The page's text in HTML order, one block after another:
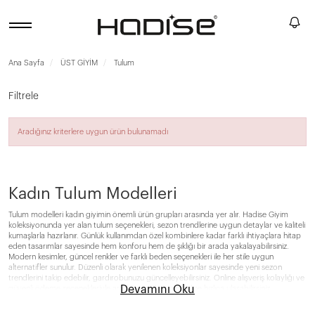
Ana Sayfa ÜST GİYİM Tulum
Filtrele
Aradığınız kriterlere uygun ürün bulunamadı
Kadın Tulum Modelleri
Tulum modelleri kadın giyimin önemli ürün grupları arasında yer alır. Hadise Giyim
koleksiyonunda yer alan tulum seçenekleri, sezon trendlerine uygun detaylar ve kaliteli
kumaşlarla hazırlanır. Günlük kullanımdan özel kombinlere kadar farklı ihtiyaçlara hitap
eden tasarımlar sayesinde hem konforu hem de şıklığı bir arada yakalayabilirsiniz.
Modern kesimler, güncel renkler ve farklı beden seçenekleri ile her stile uygun
alternatifler sunulur. Düzenli olarak yenilenen koleksiyonlar sayesinde yeni sezon
trendlerini takip edebilir, gardırobunuzu güncelleyebilirsiniz. Online alışveriş kolaylığı ve
güvenli ödeme seçenekleriyle aradığınız tulum modeline hızlıca ulaşabilirsiniz.
Devamını Oku